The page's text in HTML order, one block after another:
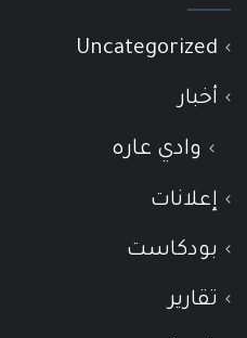
Uncategorized
أخبار
وادي عاره
إعلانات
بودكاست
تقارير